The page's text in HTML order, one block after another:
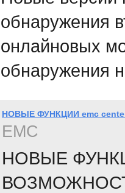
обнаружения
онлайновых
обнаружения
НОВЫЕ ФУНКЦИИ emc
EMC
НОВЫЕ